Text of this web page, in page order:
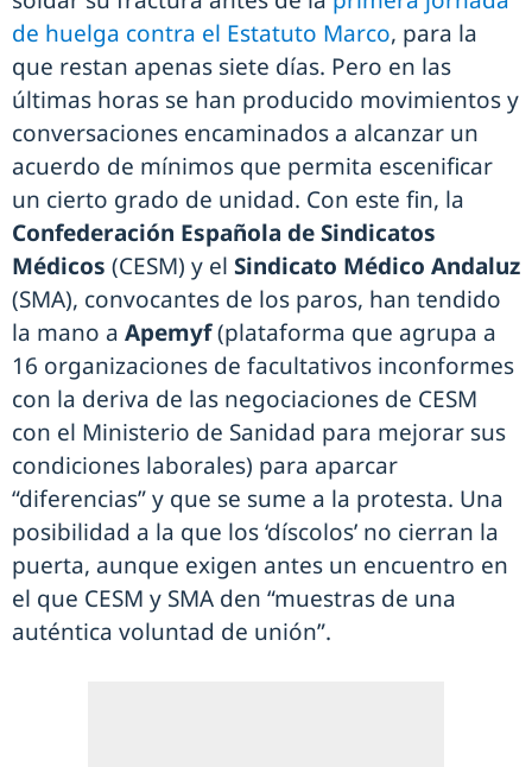
de huelga contra el Estatuto Marco, para la
que restan apenas siete días. Pero en las
últimas horas se han producido movimientos y
conversaciones encaminados a alcanzar un
acuerdo de mínimos que permita escenificar
un cierto grado de unidad. Con este fin, la
Confederación Española de Sindicatos
Médicos (CESM) y el Sindicato Médico Andaluz
(SMA), convocantes de los paros, han tendido
la mano a Apemyf(plataforma que agrupa a
16 organizaciones de facultativos inconformes
con la deriva de las negociaciones de CESM
con el Ministerio de Sanidad para mejorar sus
condiciones laborales) para aparcar
“diferencias” y que se sume a la protesta. Una
posibilidad a la que los ‘díscolos’ no cierran la
puerta, aunque exigen antes un encuentro en
el que CESM y SMA den “muestras de una
auténtica voluntad de unión”.